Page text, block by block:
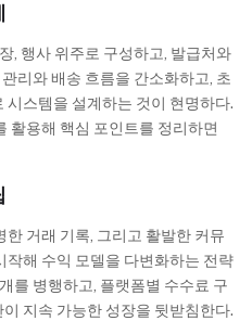
, 행사 위주로 구성하고, 발급처와
리와 배송 흐름을 간소화하고, 초
스템을 설계하는 것이 현명하다.
활용해 핵심 포인트를 정리하면
거래 기록, 그리고 활발한 커뮤
작해 수익 모델을 다변화하는 전략
를 병행하고, 플랫폼별 수수료 구
지속 가능한 성장을 뒷받침한다.